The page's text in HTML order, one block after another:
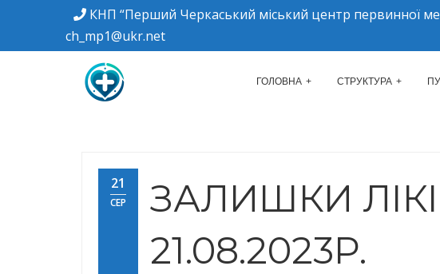
КНП “Перший Черкаський міський центр первинної
ch_mp1@ukr.net
КНП "ПЕРШИЙ
ГОЛОВНА СТРУКТУРА
21
СЕР
ЗАЛИШКИ
21.08.2023Р.